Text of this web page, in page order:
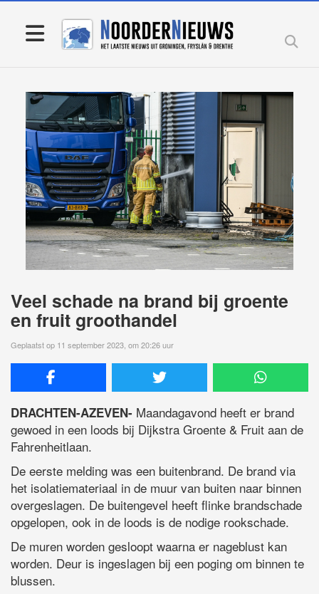
Veel schade na brand bij groente
en fruit groothandel
Geplaatst op 11 september 2023, om 20:26 uur
DRACHTEN-AZEVEN- Maandagavond heeft er brand
gewoed in een loods bij Dijkstra Groente & Fruit aan de
Fahrenheitlaan.
De eerste melding was een buitenbrand. De brand via
het isolatiemateriaal in de muur van buiten naar binnen
overgeslagen. De buitengevel heeft flinke brandschade
opgelopen, ook in de loods is de nodige rookschade.
De muren worden gesloopt waarna er nageblust kan
worden. Deur is ingeslagen bij een poging om binnen te
blussen.